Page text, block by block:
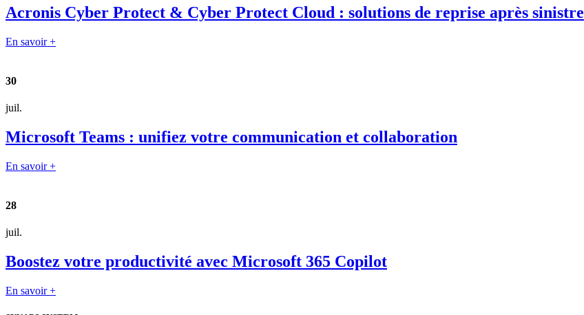
Acronis Cyber Protect & Cyber Protect Cloud : solutions de reprise après sinistre
En savoir +
30
juil.
Microsoft Teams : unifiez votre communication et collaboration
En savoir +
28
juil.
Boostez votre productivité avec Microsoft 365 Copilot
En savoir +